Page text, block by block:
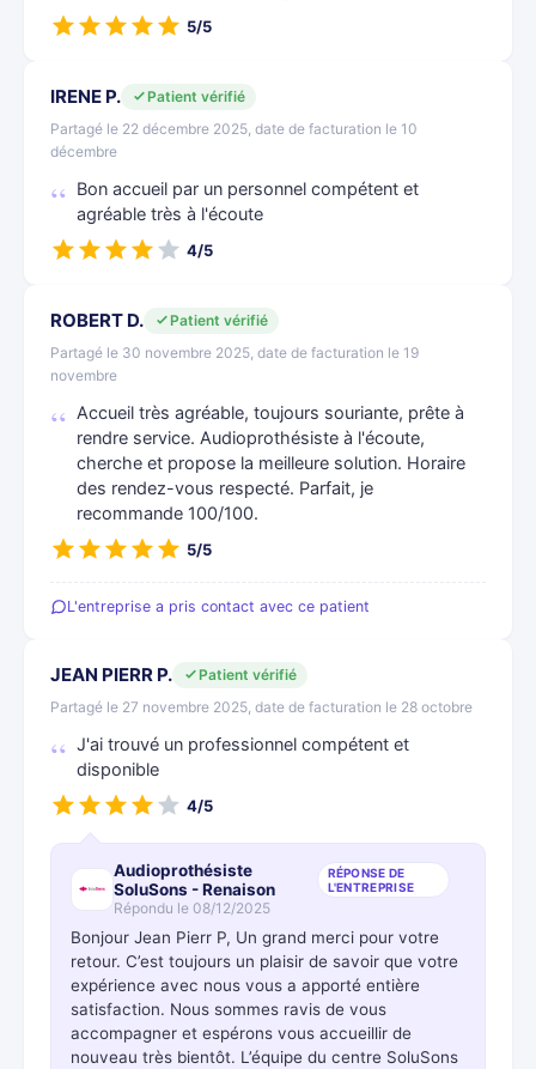
5/5
IRENE P.
Patient vérifié
Partagé le 22 décembre 2025, date de facturation le 10
décembre
Bon accueil par un personnel compétent et
agréable très à l'écoute
4/5
ROBERT D.
Patient vérifié
Partagé le 30 novembre 2025, date de facturation le 19
novembre
Accueil très agréable, toujours souriante, prête à
rendre service. Audioprothésiste à l'écoute,
cherche et propose la meilleure solution. Horaire
des rendez-vous respecté. Parfait, je
recommande 100/100.
5/5
L'entreprise a pris contact avec ce patient
JEAN PIERR P.
Patient vérifié
Partagé le 27 novembre 2025, date de facturation le 28 octobre
J'ai trouvé un professionnel compétent et
disponible
4/5
Audioprothésiste
SoluSons - Renaison
RÉPONSE DE
L'ENTREPRISE
Répondu le 08/12/2025
Bonjour Jean Pierr P, Un grand merci pour votre
retour. C’est toujours un plaisir de savoir que votre
expérience avec nous vous a apporté entière
satisfaction. Nous sommes ravis de vous
accompagner et espérons vous accueillir de
nouveau très bientôt. L’équipe du centre SoluSons